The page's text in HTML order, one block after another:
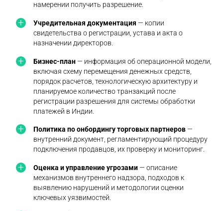
намерении получить разрешение.
Учредительная документация — копии
свидетельства о регистрации, устава и акта о
назначении директоров.
Бизнес-план — информация об операционной модели,
включая схему перемещения денежных средств,
порядок расчетов, технологическую архитектуру и
планируемое количество транзакций после
регистрации разрешения для системы обработки
платежей в Индии.
Политика по онбордингу торговых партнеров —
внутренний документ, регламентирующий процедуру
подключения продавцов, их проверку и мониторинг.
Оценка и управление угрозами — описание
механизмов внутреннего надзора, подходов к
выявлению нарушений и методологии оценки
ключевых уязвимостей.